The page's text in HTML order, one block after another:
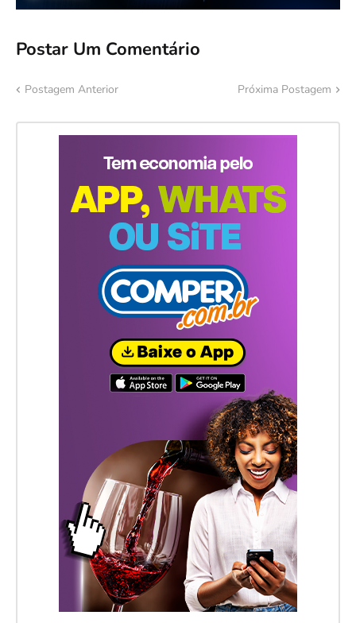
Postar Um Comentário
Postagem Anterior Próxima Postagem